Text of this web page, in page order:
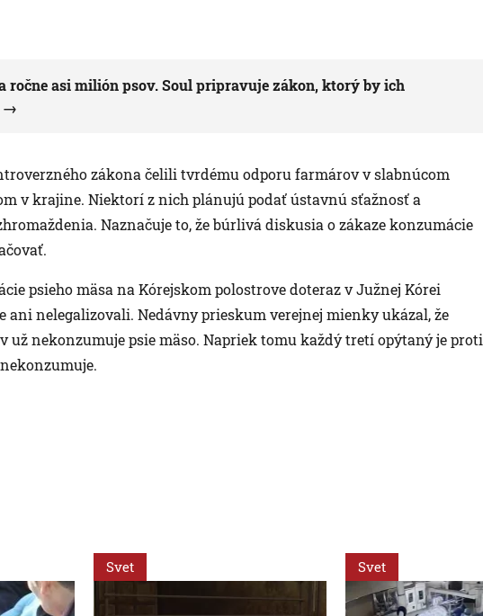
ročne asi milión psov. Soul pripravuje zákon, ktorý by ich
zákona čelili tvrdému odporu farmárov v slabnúcom
v krajine. Niektorí z nich plánujú podať ústavnú sťažnosť a
Naznačuje to, že búrlivá diskusia o zákaze konzumácie
psieho mäsa na Kórejskom polostrove doteraz v Južnej Kórei
ani nelegalizovali. Nedávny prieskum verejnej mienky ukázal, že
už nekonzumuje psie mäso. Napriek tomu každý tretí opýtaný je proti
Svet Svet